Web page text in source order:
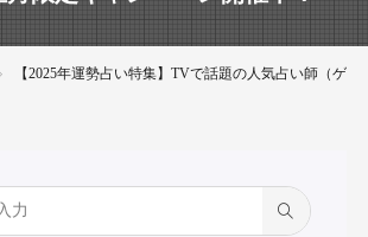
【2025年運勢占い特集】TVで話題の人気占い師（ゲ